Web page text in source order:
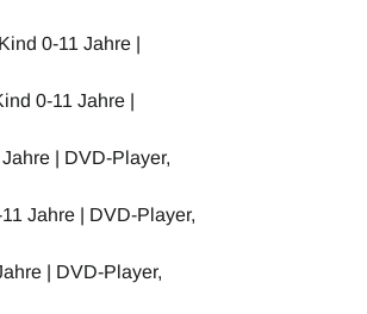
0-11 Jahre |
0-11 Jahre |
| DVD-Player,
Jahre | DVD-Player,
| DVD-Player,